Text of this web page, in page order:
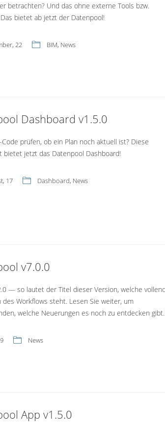
betrachten? Und das ohne externe Tools bzw.
bietet ab jetzt der Datenpool!
22 BIM, News
Dashboard v1.5.0
prüfen, ob ein Plan noch aktuell ist? Diese
bietet jetzt das Datenpool Dashboard!
17 Dashboard, News
v7.0.0
— so lautet der Titel dieser Version, welche
des Workflows steht. Lesen Sie weiter, um
welche Neuerungen es noch zu entdecken gibt.
News
App v1.5.0